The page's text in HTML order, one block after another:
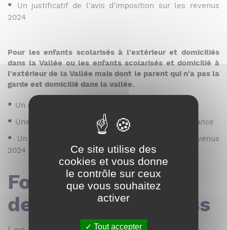
Un justificatif de l'avis d'imposition sur les revenus
2024
Pour les enfants scolarisés à l'extérieur et domiciliés
dans la Vallée ou les enfants scolarisés et domicilié à
l'extérieur de la Vallée mais dont le parent qui n'a pas la
garde est domicilié dans la vallée.
Un certificat de scolarité.
Une copie du livret de famille ou extrait de naissance
Un justificatif de l'avis d'imposition sur les revenus
2024
Formulaire de
demande de skipass
Ce site utilise des
cookies et vous donne
le contrôle sur ceux
que vous souhaitez
activer
Tout accepter